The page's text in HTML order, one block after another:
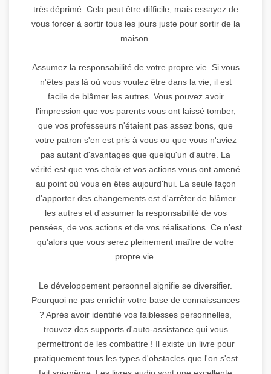
très déprimé. Cela peut être difficile, mais essayez de
vous forcer à sortir tous les jours juste pour sortir de la
maison.
Assumez la responsabilité de votre propre vie. Si vous
n'êtes pas là où vous voulez être dans la vie, il est
facile de blâmer les autres. Vous pouvez avoir
l'impression que vos parents vous ont laissé tomber,
que vos professeurs n'étaient pas assez bons, que
votre patron s'en est pris à vous ou que vous n'aviez
pas autant d'avantages que quelqu'un d'autre. La
vérité est que vos choix et vos actions vous ont amené
au point où vous en êtes aujourd'hui. La seule façon
d'apporter des changements est d'arrêter de blâmer
les autres et d'assumer la responsabilité de vos
pensées, de vos actions et de vos réalisations. Ce n'est
qu'alors que vous serez pleinement maître de votre
propre vie.
Le développement personnel signifie se diversifier.
Pourquoi ne pas enrichir votre base de connaissances
? Après avoir identifié vos faiblesses personnelles,
trouvez des supports d'auto-assistance qui vous
permettront de les combattre ! Il existe un livre pour
pratiquement tous les types d'obstacles que l'on s'est